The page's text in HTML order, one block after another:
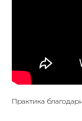
Практика